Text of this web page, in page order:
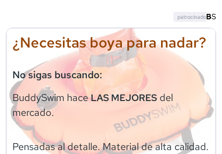
¿Necesitas boya para nadar?
No sigas buscando:
BuddySwim haceLAS MEJORES del
mercado.
Pensadas al detalle. Material de alta calidad.
patrocinado